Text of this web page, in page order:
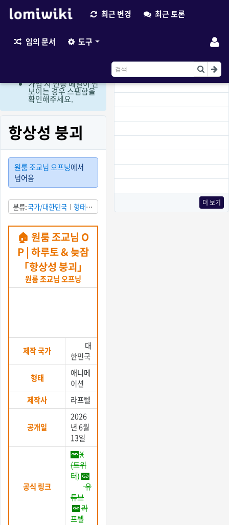
최근 변경 최근 토론
임의 문서 도구
더 보기
현재 로그인 회원만 편
집이 가능한 상태입니
가입 시 인증 메일이 안
보이는 경우 스팸함을
확인해주세요.
항상성 붕괴
원룸 조교님 오프닝에서
넘어옴
분류 국가/대한민국
형태/
애니메이션
상태/발견됨
🏠 원룸 조교님 O
P | 하루토 & 늦잠
「항상성 붕괴」
원룸 조교님 오프닝
제작 국가
대
한민국
형태
애니메
이션
제작사
라프텔
공개일
2026
년 6월
13일
공식 링크
X
(트위
터)
유
튜브
라
프텔